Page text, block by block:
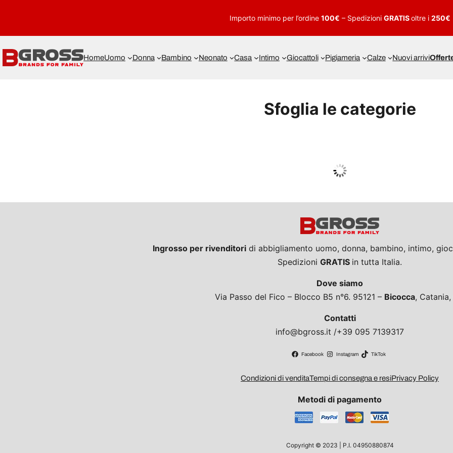
Importo minimo per l’ordine 100€ – Spedizioni GRATISoltre i 250€
HomeUomo Donna Bambino Neonato Casa Intimo Giocattoli Pigiameria Calze Nuovi arrivi
Sfoglia le categorie
Guarda tutto
Ingrosso per rivenditori di abbigliamento uomo, donna, bambino, intimo,
Spedizioni GRATIS in tutta Italia.
Dove siamo
Via Passo del Fico – Blocco B5 n°6. 95121 – Bicocca,
Contatti
info@bgross.it /+39 095 7139317
Facebook Instagram TikTok
Condizioni di venditaTempi di consegna e resiPrivacy Policy
Metodi di pagamento
Copyright © 2023 | P.I. 04950880874